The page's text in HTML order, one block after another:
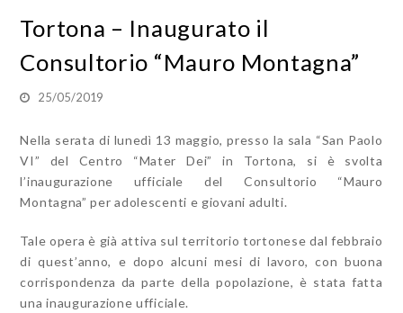
Tortona – Inaugurato il
Consultorio “Mauro Montagna”
25/05/2019
Nella serata di lunedì 13 maggio, presso la sala “San Paolo
VI” del Centro “Mater Dei” in Tortona, si è svolta
l’inaugurazione ufficiale del Consultorio “Mauro
Montagna” per adolescenti e giovani adulti.
Tale opera è già attiva sul territorio tortonese dal febbraio
di quest’anno, e dopo alcuni mesi di lavoro, con buona
corrispondenza da parte della popolazione, è stata fatta
una inaugurazione ufficiale.